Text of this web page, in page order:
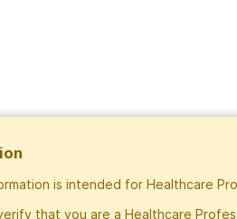
is intended for Healthcare
that you are a HealthcareExclusive